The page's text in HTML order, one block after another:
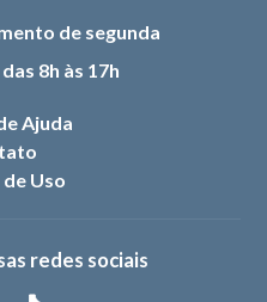
de segunda
8h às 17h
Ajuda
Uso
redes sociais